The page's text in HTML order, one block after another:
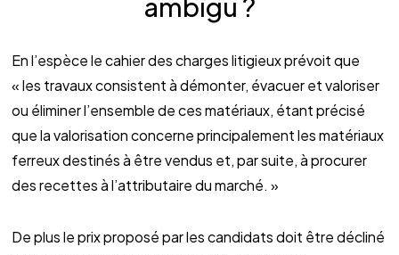
ambigu ?
En l’espèce le cahier des charges litigieux prévoit que
« les travaux consistent à démonter, évacuer et valoriser
ou éliminer l’ensemble de ces matériaux, étant précisé
que la valorisation concerne principalement les matériaux
ferreux destinés à être vendus et, par suite, à procurer
des recettes à l’attributaire du marché. »
De plus le prix proposé par les candidats doit être décliné